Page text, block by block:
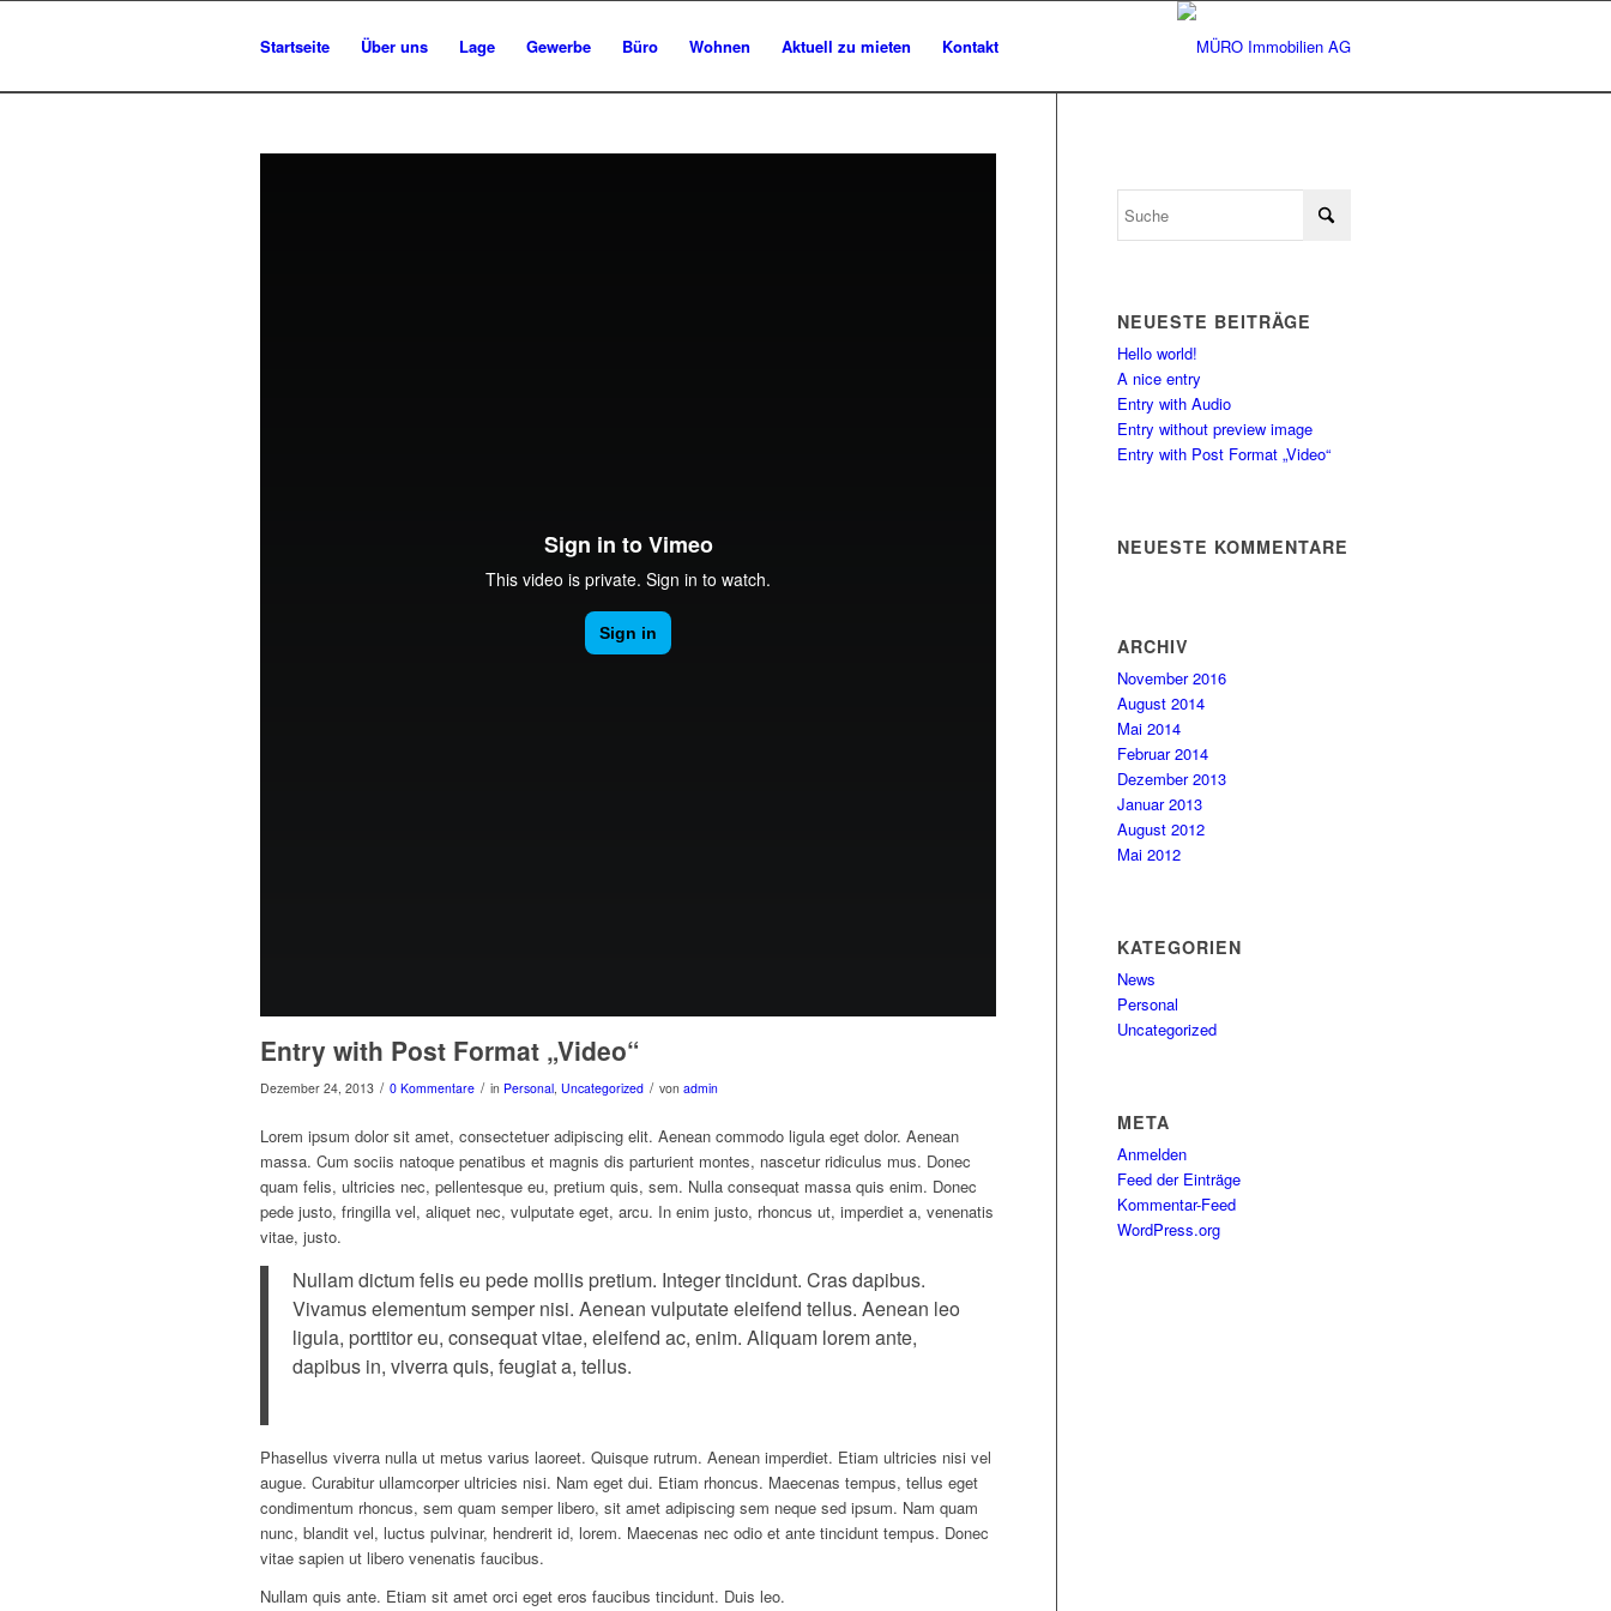
Startseite Über uns Lage Gewerbe Büro Wohnen Aktuell zu mieten Kontakt
Entry with Post Format „Video“
Dezember 24, 2013 / 0 Kommentare / in Personal, Uncategorized / von admin
Lorem ipsum dolor sit amet, consectetuer adipiscing elit. Aenean commodo ligula eget dolor. Aenean
massa. Cum sociis natoque penatibus et magnis dis parturient montes, nascetur ridiculus mus. Donec
quam felis, ultricies nec, pellentesque eu, pretium quis, sem. Nulla consequat massa quis enim. Donec
pede justo, fringilla vel, aliquet nec, vulputate eget, arcu. In enim justo, rhoncus ut, imperdiet a, venenatis
vitae, justo.
Nullam dictum felis eu pede mollis pretium. Integer tincidunt. Cras dapibus.
Vivamus elementum semper nisi. Aenean vulputate eleifend tellus. Aenean leo
ligula, porttitor eu, consequat vitae, eleifend ac, enim. Aliquam lorem ante,
dapibus in, viverra quis, feugiat a, tellus.
Phasellus viverra nulla ut metus varius laoreet. Quisque rutrum. Aenean imperdiet. Etiam ultricies nisi vel
augue. Curabitur ullamcorper ultricies nisi. Nam eget dui. Etiam rhoncus. Maecenas tempus, tellus eget
condimentum rhoncus, sem quam semper libero, sit amet adipiscing sem neque sed ipsum. Nam quam
nunc, blandit vel, luctus pulvinar, hendrerit id, lorem. Maecenas nec odio et ante tincidunt tempus. Donec
vitae sapien ut libero venenatis faucibus.
Nullam quis ante. Etiam sit amet orci eget eros faucibus tincidunt. Duis leo.
NEUESTE BEITRÄGE
Hello world!
A nice entry
Entry with Audio
Entry without preview image
Entry with Post Format „Video“
NEUESTE KOMMENTARE
ARCHIV
November 2016
August 2014
Mai 2014
Februar 2014
Dezember 2013
Januar 2013
August 2012
Mai 2012
KATEGORIEN
News
Personal
Uncategorized
META
Anmelden
Feed der Einträge
Kommentar-Feed
WordPress.org